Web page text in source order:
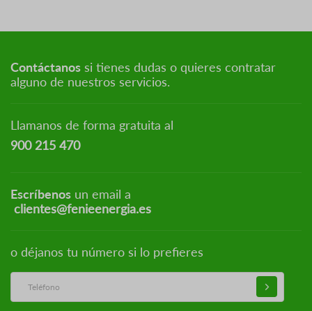
Contáctanos si tienes dudas o quieres contratar
alguno de nuestros servicios.
Llamanos de forma gratuita al
900 215 470
Escríbenos un email a
clientes@fenieenergia.es
o déjanos tu número si lo prefieres